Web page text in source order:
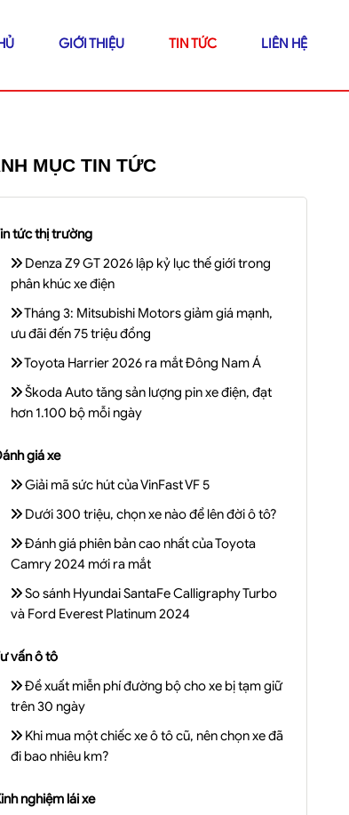
GIỚI THIỆU TIN TỨC LIÊN HỆ
MỤC TIN TỨC
tức thị trường
Denza Z9 GT 2026 lập kỷ lục thế giới trong
phân khúc xe điện
Tháng 3: Mitsubishi Motors giảm giá mạnh,
ưu đãi đến 75 triệu đồng
Toyota Harrier 2026 ra mắt Đông Nam Á
Škoda Auto tăng sản lượng pin xe điện, đạt
hơn 1.100 bộ mỗi ngày
giá xe
Giải mã sức hút của VinFast VF 5
Dưới 300 triệu, chọn xe nào để lên đời ô tô?
Đánh giá phiên bản cao nhất của Toyota
Camry 2024 mới ra mắt
So sánh Hyundai SantaFe Calligraphy Turbo
và Ford Everest Platinum 2024
vấn ô tô
Đề xuất miễn phí đường bộ cho xe bị tạm giữ
trên 30 ngày
Khi mua một chiếc xe ô tô cũ, nên chọn xe đã
đi bao nhiêu km?
nghiệm lái xe